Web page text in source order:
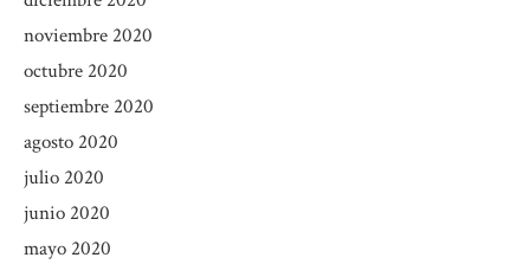
noviembre 2020
octubre 2020
septiembre 2020
agosto 2020
julio 2020
junio 2020
mayo 2020